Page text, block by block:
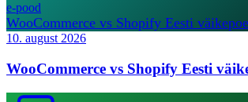
e-pood
WooCommerce vs Shopify Eesti
10. august 2026
WooCommerce vs Shopify Eesti